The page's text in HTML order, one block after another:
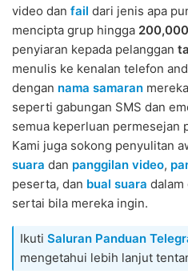
video dan fail dari jenis apa
mencipta grup hingga 200,000
penyiaran kepada pelanggan
menulis ke kenalan telefon
dengan nama samaran
seperti gabungan SMS dan
semua keperluan permesejan
Kami juga sokong penyulitan
suara dan panggilan video,
peserta, dan bual suara dalam
sertai bila mereka ingin.
Ikuti Saluran Panduan
mengetahui lebih lanjut